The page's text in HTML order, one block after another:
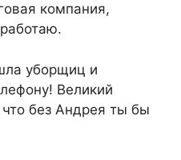
компания,
уборщиц и
Великий
без Андрея ты бы